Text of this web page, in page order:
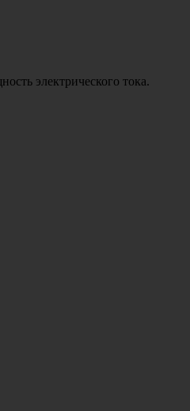
электрического тока.